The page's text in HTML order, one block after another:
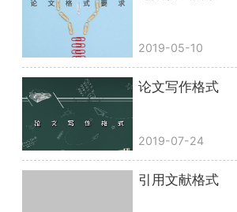
2019-05-10
论文写作格式
2019-07-24
引用文献格式